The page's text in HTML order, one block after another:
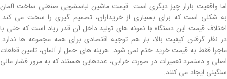
اما واقعیت بازار چیز دیگری است. قیمت ماشین لباسشویی صنعتی ساخت آلمان
به شکلی است که برای بسیاری از خریداران، تصمیم گیری را سخت می کند.
اختلاف قیمت این دستگاه با نمونه های تولید داخل آن قدر زیاد است که حتی با
در نظر گرفتن کیفیت بالا، باز هم توجیه اقتصادی برای همه مجموعه ها ندارد.
ماجرا فقط به قیمت خرید ختم نمی شود. هزینه های حمل از آلمان، تامین قطعات
اصلی و دستمزد تعمیرات در صورت خرابی، عددهایی هستند که به مرور فشار مالی
سنگینی ایجاد می کنند.